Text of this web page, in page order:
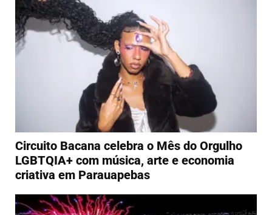
Circuito Bacana celebra o Mês do Orgulho
LGBTQIA+ com música, arte e economia
criativa em Parauapebas